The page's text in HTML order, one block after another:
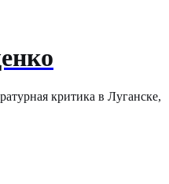
критика в Луганске,